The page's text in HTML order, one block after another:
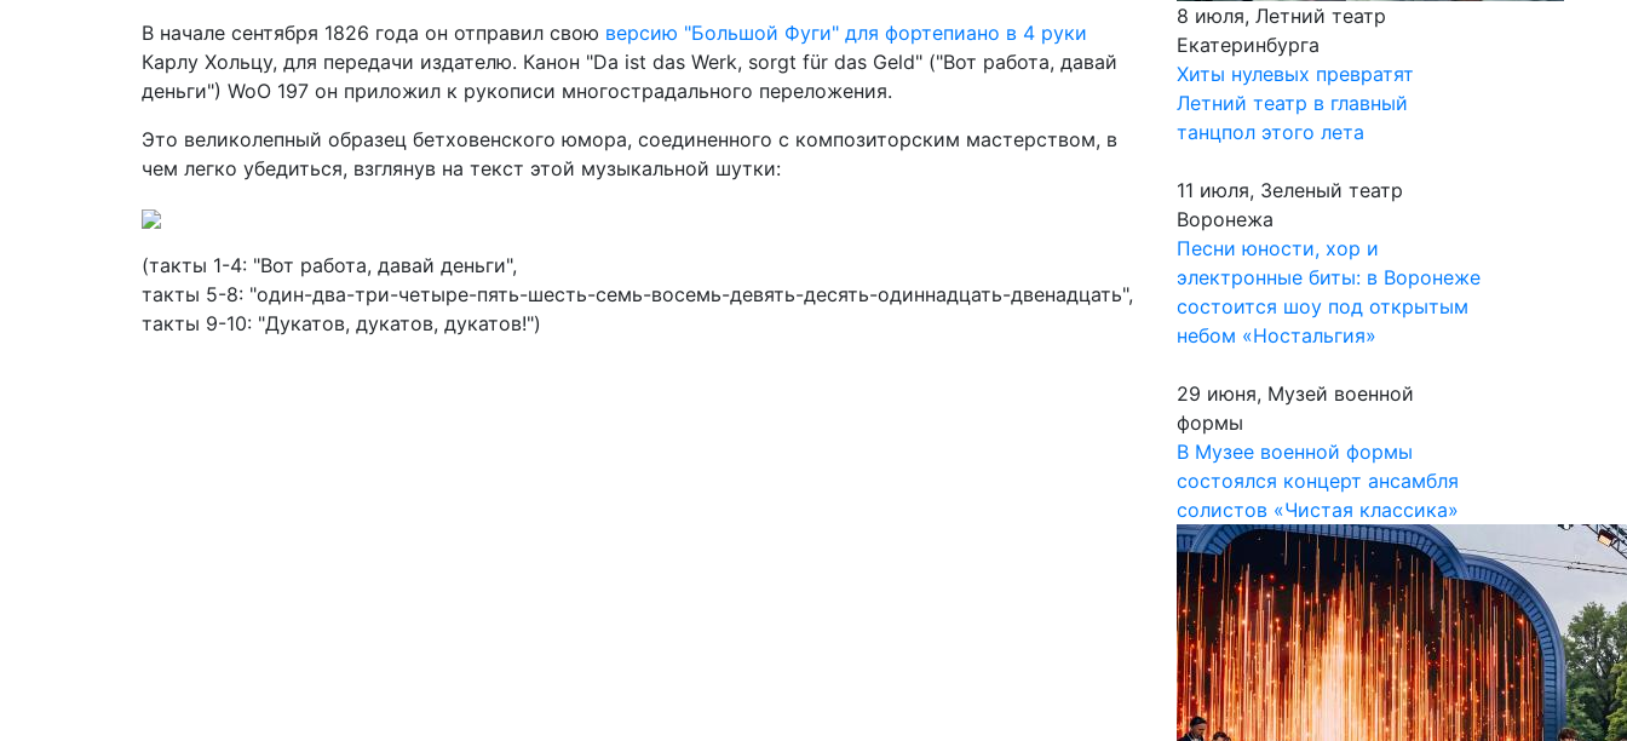
В начале сентября 1826 года он отправил свою версию "Большой Фуги" для фортепиано в 4 руки
Карлу Хольцу, для передачи издателю. Канон "Da ist das Werk, sorgt für das Geld" ("Вот работа, давай
деньги") WoO 197 он приложил к рукописи многострадального переложения.
Это великолепный образец бетховенского юмора, соединенного с композиторским мастерством, в
чем легко убедиться, взглянув на текст этой музыкальной шутки:
(такты 1-4: "Вот работа, давай деньги",
такты 5-8: "один-два-три-четыре-пять-шесть-семь-восемь-девять-десять-одиннадцать-двенадцать",
такты 9-10: "Дукатов, дукатов, дукатов!")
8 июля, Летний театр
Екатеринбурга
Хиты нулевых превратят
Летний театр в главный
танцпол этого лета
11 июля, Зеленый театр
Воронежа
Песни юности, хор и
электронные биты: в Воронеже
состоится шоу под открытым
небом «Ностальгия»
29 июня, Музей военной
формы
В Музее военной формы
состоялся концерт ансамбля
солистов «Чистая классика»